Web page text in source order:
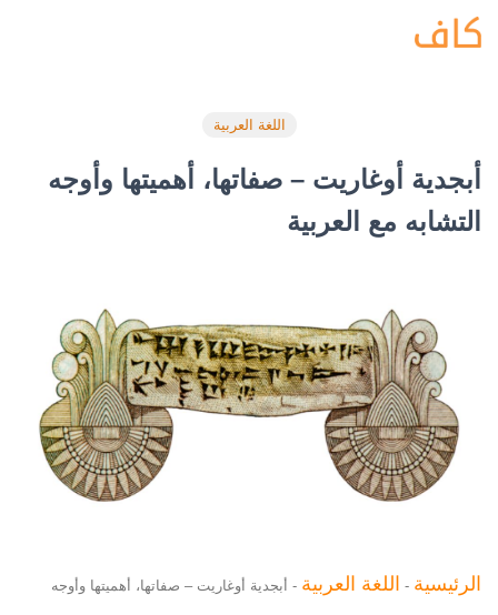
اللغة العربية
أبجدية أوغاريت – صفاتها، أهميتها وأوجه
التشابه مع العربية
الرئيسية - اللغة العربية - أبجدية أوغاريت – صفاتها، أهميتها وأوجه